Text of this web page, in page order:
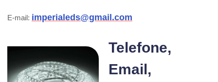
E-mail: imperialeds@gmail.com
Telefone,
Email,